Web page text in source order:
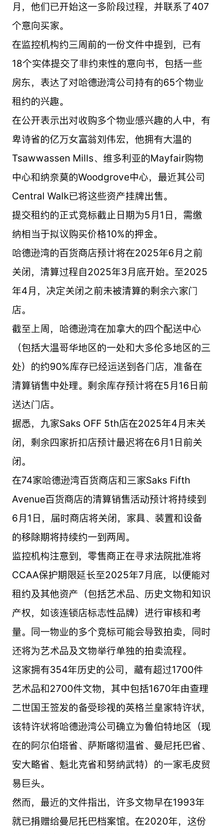
月，他们已开始这一多阶段过程，并联系了407
个意向买家。
在监控机构约三周前的一份文件中提到，已有
18个实体提交了非约束性的意向书，包括一些
房东，表达了对哈德逊湾公司持有的65个物业
租约的兴趣。
在公开表示出对收购多个物业感兴趣的人中，有
卑诗省的亿万女富翁刘伟宏，他拥有大温的
Tsawwassen Mills、维多利亚的Mayfair购物
中心和纳奈莫的Woodgrove中心，最近其公司
Central Walk已将这些资产挂牌出售。
提交租约的正式竞标截止日期为5月1日，需缴
纳相当于拟议购买价格10%的押金。
哈德逊湾的百货商店预计将在2025年6月之前
关闭，清算过程自2025年3月底开始。至2025
年4月，决定关闭之前未被清算的剩余六家门
店。
截至上周，哈德逊湾在加拿大的四个配送中心
（包括大温哥华地区的一处和大多伦多地区的三
处）的约90%库存已经运送到各门店，准备在
清算销售中处理。剩余库存预计将在5月16日前
送达门店。
据悉，九家Saks OFF 5th店在2025年4月末关
闭，剩余四家折扣店预计最迟将在6月1日前关
闭。
在74家哈德逊湾百货商店和三家Saks Fifth
Avenue百货商店的清算销售活动预计将持续到
6月1日，届时商店将关闭，家具、装置和设备
的移除期将持续约一到两周。
监控机构注意到，零售商正在寻求法院批准将
CCAA保护期限延长至2025年7月底，以便能对
租约及其他资产（包括艺术品、历史文物和知识
产权，如该连锁店标志性品牌）进行审核和考
量。同一物业的多个竞标可能会导致拍卖，同时
还将为艺术品及文物举行单独的拍卖流程。
这家拥有354年历史的公司，藏有超过1700件
艺术品和2700件文物，其中包括1670年由查理
二世国王签发的备受珍视的英格兰皇家特许状，
该特许状将哈德逊湾公司确立为鲁伯特地区（现
在的阿尔伯塔省、萨斯喀彻温省、曼尼托巴省、
安大略省、魁北克省和努纳武特）的一家毛皮贸
易巨头。
然而，最近的文件指出，许多文物早在1993年
就已捐赠给曼尼托巴档案馆。在2020年，这份